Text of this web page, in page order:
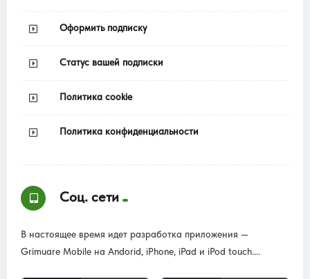
Оформить подписку
Статус вашей подписки
Политика cookie
Политика конфиденциальности
Соц. сети
В настоящее время идет разработка приложения —
Grimuare Mobile на Andorid, iPhone, iPad и iPod touch....